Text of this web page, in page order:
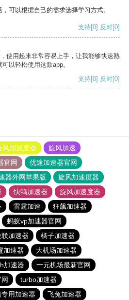
可以根据自己的需求选择学习方式。
支持[0] 反对[0]
使用起来非常容易上手，让我能够快速熟
以轻松使用这款app。
支持[0] 反对[0]
风加速度器
旋风加速
官网
优途加速器官网
器外网苹果版
旋风加速度器
快鸭加速器
旋风加速度器
雷霆加速
狂飙加速器
蚂蚁vp加速器官网
联加速器
橘子加速器
加速器
大机场加速器
加速器
一元机场最新官网
turbo加速器
专用加速器 飞兔加速器